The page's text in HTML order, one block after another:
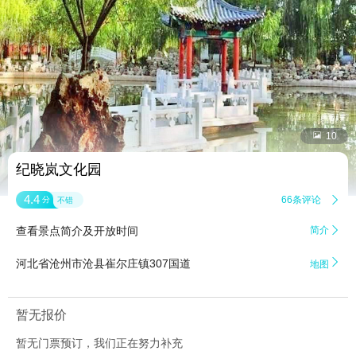
 10
纪晓岚文化园
4.4 分 不错 66条评论 
查看景点简介及开放时间 简介 
河北省沧州市沧县崔尔庄镇307国道 地图 
暂无报价
暂无门票预订，我们正在努力补充
